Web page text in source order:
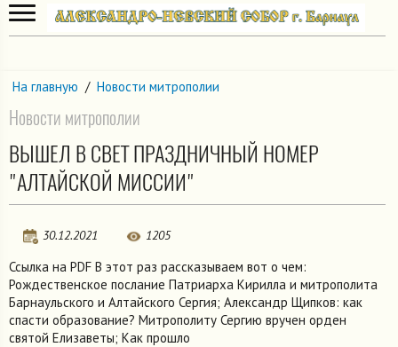
На главную / Новости митрополии
Новости митрополии
ВЫШЕЛ В СВЕТ ПРАЗДНИЧНЫЙ НОМЕР
"АЛТАЙСКОЙ МИССИИ"
30.12.2021 1205
Ссылка на PDF В этот раз рассказываем вот о чем:
Рождественское послание Патриарха Кирилла и митрополита
Барнаульского и Алтайского Сергия; Александр Щипков: как
спасти образование? Митрополиту Сергию вручен орден
святой Елизаветы; Как прошло